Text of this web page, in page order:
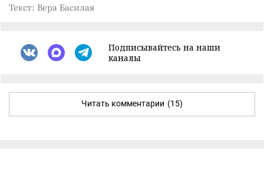
Текст: Вера Басилая
Подписывайтесь на наши
каналы
Читать комментарии (15)